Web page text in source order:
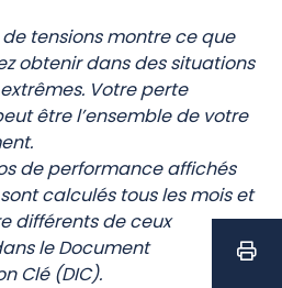
tensions montre ce que
obtenir dans des situations
Votre perte
être l’ensemble de votre
de performance affichés
calculés tous les mois et
différents de ceux
le Document
Clé (DIC).